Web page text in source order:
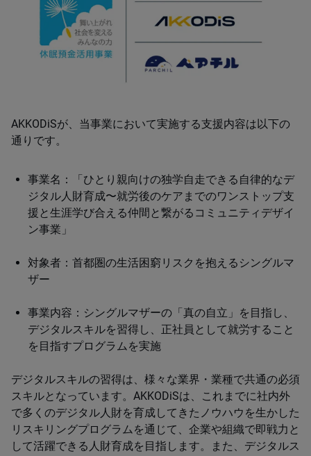
AKKODiSが、当事業において実施する支援内容は以下の
通りです。
事業名：「ひとり親向けの独学自走できる自律的なデ
ジタル人財育成〜就労後のケアまでのワンストップ支
援と生涯学び合える仲間と繋がるコミュニティデザイ
ン事業」
対象者：首都圏の生活困窮リスクを抱えるシングルマ
ザー
事業内容：シングルマザーの「真の自立」を目指し、
デジタルスキルを習得し、正社員として就労すること
を目指すプログラムを実施
デジタルスキルの習得は、様々な業界・業種で共通の必須
スキルとなっています。AKKODiSは、これまでに社内外
で多くのデジタル人財を育成してきたノウハウを生かした
リスキリングプログラムを通じて、企業や組織で即戦力と
して活躍できる人財育成を目指します。また、デジタルス